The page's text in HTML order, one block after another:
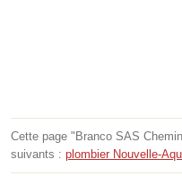
Cette page "Branco SAS
suivants : plombier Nouvelle-